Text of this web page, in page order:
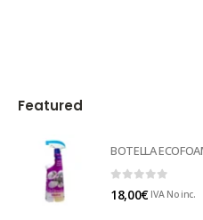
Featured
BOTELLA
0 out of 5
18,00€ IVA No inc.